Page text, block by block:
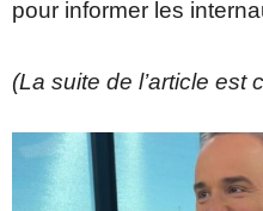
pour informer les
(La suite de l’article est